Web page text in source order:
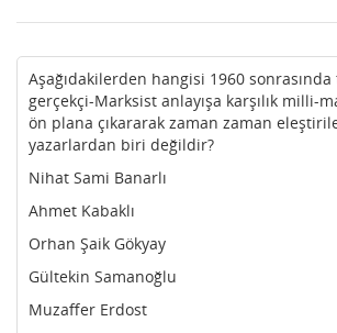
Aşağıdakilerden hangisi 1960
gerçekçi-Marksist anlayışa karşılık milli-
ön plana çıkararak zaman zaman
yazarlardan biri değildir?
Nihat Sami Banarlı
Ahmet Kabaklı
Orhan Şaik Gökyay
Gültekin Samanoğlu
Muzaffer Erdost